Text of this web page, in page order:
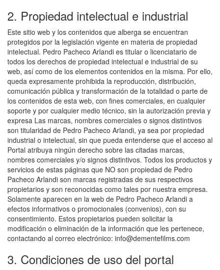
2. Propiedad intelectual e industrial
Este sitio web y los contenidos que alberga se encuentran
protegidos por la legislación vigente en materia de propiedad
intelectual. Pedro Pacheco Arlandi es titular o licenciatario de
todos los derechos de propiedad intelectual e industrial de su
web, así como de los elementos contenidos en la misma. Por ello,
queda expresamente prohibida la reproducción, distribución,
comunicación pública y transformación de la totalidad o parte de
los contenidos de esta web, con fines comerciales, en cualquier
soporte y por cualquier medio técnico, sin la autorización previa y
expresa Las marcas, nombres comerciales o signos distintivos
son titularidad de Pedro Pacheco Arlandi, ya sea por propiedad
industrial o intelectual, sin que pueda entenderse que el acceso al
Portal atribuya ningún derecho sobre las citadas marcas,
nombres comerciales y/o signos distintivos. Todos los productos y
servicios de estas páginas que NO son propiedad de Pedro
Pacheco Arlandi son marcas registradas de sus respectivos
propietarios y son reconocidas como tales por nuestra empresa.
Solamente aparecen en la web de Pedro Pacheco Arlandi a
efectos informativos o promocionales (convenios), con su
consentimiento. Estos propietarios pueden solicitar la
modificación o eliminación de la información que les pertenece,
contactando al correo electrónico: info@dementefilms.com
3. Condiciones de uso del portal